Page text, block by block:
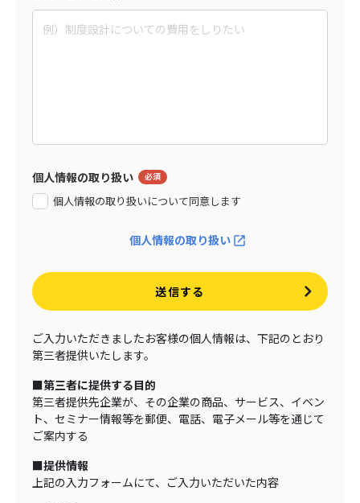
個人情報の取り扱い
個人情報の取り扱いについて同意します
個人情報の取り扱い
送信する
ご入力いただきましたお客様の個人情報は、下記のとおり
第三者提供いたします。
■第三者に提供する目的
第三者提供先企業が、その企業の商品、サービス、イベン
ト、セミナー情報等を郵便、電話、電子メール等を通じて
ご案内する
■提供情報
上記の入力フォームにて、ご入力いただいた内容